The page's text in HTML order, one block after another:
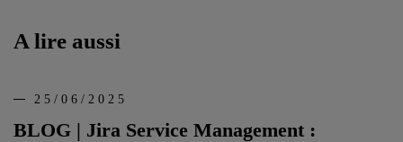
A lire aussi
BLOG | Jira Service Management :
25/06/2025